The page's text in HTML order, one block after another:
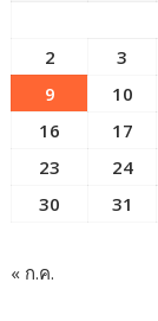
2
3
9
10
16
17
23
24
30
31
« ก.ค.